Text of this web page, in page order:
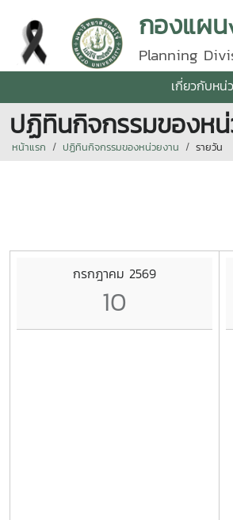
กองแผน
Planning
เกี่ยวกับหน่
ปฏิทินกิจกรรมของห
หน้าแรก ปฏิทินกิจกรรมของหน่วยงาน รายวัน
กรกฎาคม 2569
10